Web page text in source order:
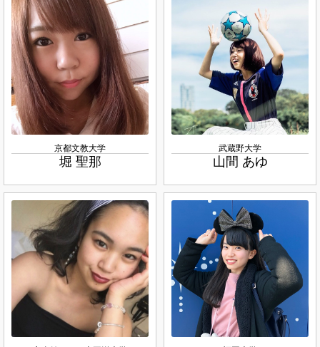
京都文教大学
堀 聖那
武蔵野大学
山間 あゆ